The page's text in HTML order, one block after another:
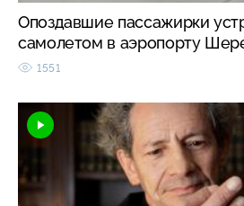
Опоздавшие пассажирки
самолетом в аэропорту
1551